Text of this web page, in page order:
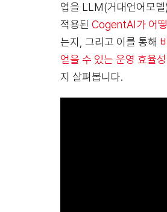
업을 LLM(거대언어모델
적용된 CogentAI가 어
는지
, 그리고 이를 통해
얻을 수 있는 운영 효율성
지 살펴봅니다.